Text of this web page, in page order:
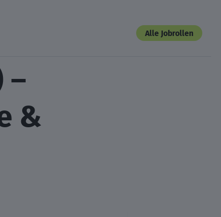
Alle Jobrollen
–
&